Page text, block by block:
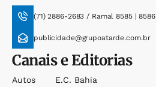
(71) 2886-2683 / Ramal 8585 | 8586
publicidade@grupoatarde.com.br
Canais e Editorias
Autos
E.c. Bahia